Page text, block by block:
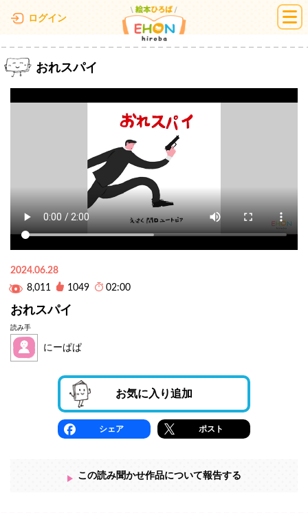
ログイン 絵本ひろば
おれスパイ
2024.06.28
8,011
1049 02:00
おれスパイ
読み手
にーぱぱ
お気に入り追加
シェア ポスト
この読み聞かせ作品について報告する